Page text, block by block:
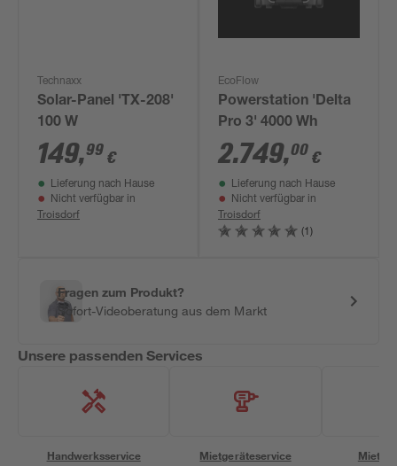
Technaxx
Solar-Panel 'TX-208'
100 W
149,99 €
Lieferung nach Hause
Nicht verfügbar in
Troisdorf
EcoFlow
Powerstation 'Delta
Pro 3' 4000 Wh
2.749,00 €
Lieferung nach Hause
Nicht verfügbar in
Troisdorf
(1)
Fragen zum Produkt?
Sofort-Videoberatung aus dem Markt
Unsere passenden Services
Handwerksservice Mietgeräteservice